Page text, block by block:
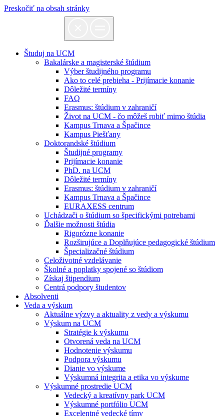
Preskočiť na obsah stránky
Študuj na UCM
Bakalárske a magisterské štúdium
Výber študijného programu
Ako to celé prebieha - Prijímacie konanie
Dôležité termíny
FAQ
Erasmus: štúdium v zahraničí
Život na UCM - čo môžeš robiť mimo štúdia
Kampus Trnava a Špačince
Kampus Piešťany
Doktorandské štúdium
Študijné programy
Prijímacie konanie
PhD. na UCM
Dôležité termíny
Erasmus: štúdium v zahraničí
Kampus Trnava a Špačince
EURAXESS centrum
Uchádzači o štúdium so špecifickými potrebami
Ďalšie možnosti štúdia
Rigorózne konanie
Rozširujúce a Doplňujúce pedagogické štúdium
Špecializačné štúdium
Celoživotné vzdelávanie
Školné a poplatky spojené so štúdiom
Získaj štipendium
Centrá podpory študentov
Absolventi
Veda a výskum
Aktuálne výzvy a aktuality z vedy a výskumu
Výskum na UCM
Stratégie k výskumu
Otvorená veda na UCM
Hodnotenie výskumu
Podpora výskumu
Dianie vo výskume
Výskumná integrita a etika vo výskume
Výskumné prostredie UCM
Vedecký a kreatívny park UCM
Výskumné portfólio UCM
Excelentné vedecké tímy